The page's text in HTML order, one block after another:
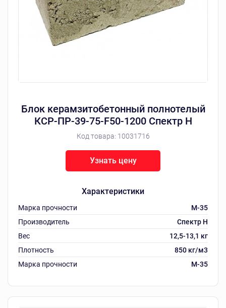
Блок керамзитобетонный полнотелый
КСР-ПР-39-75-F50-1200 Спектр Н
Код товара: 10031716
Характеристики
Марка прочности
M-35
Производитель
Спектр Н
Вес
12,5-13,1 кг
Плотность
850 кг/м3
Марка прочности
M-35
Узнать цену